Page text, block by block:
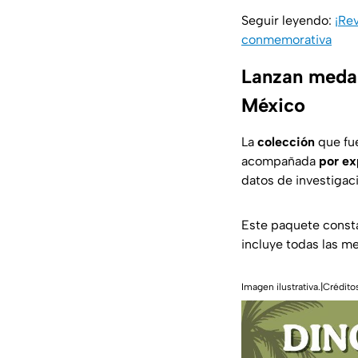
Seguir leyendo:
conmemorativa
Lanzan
México
La colección que
acompañada por
datos de
Este paquete
incluye todas las
Imagen